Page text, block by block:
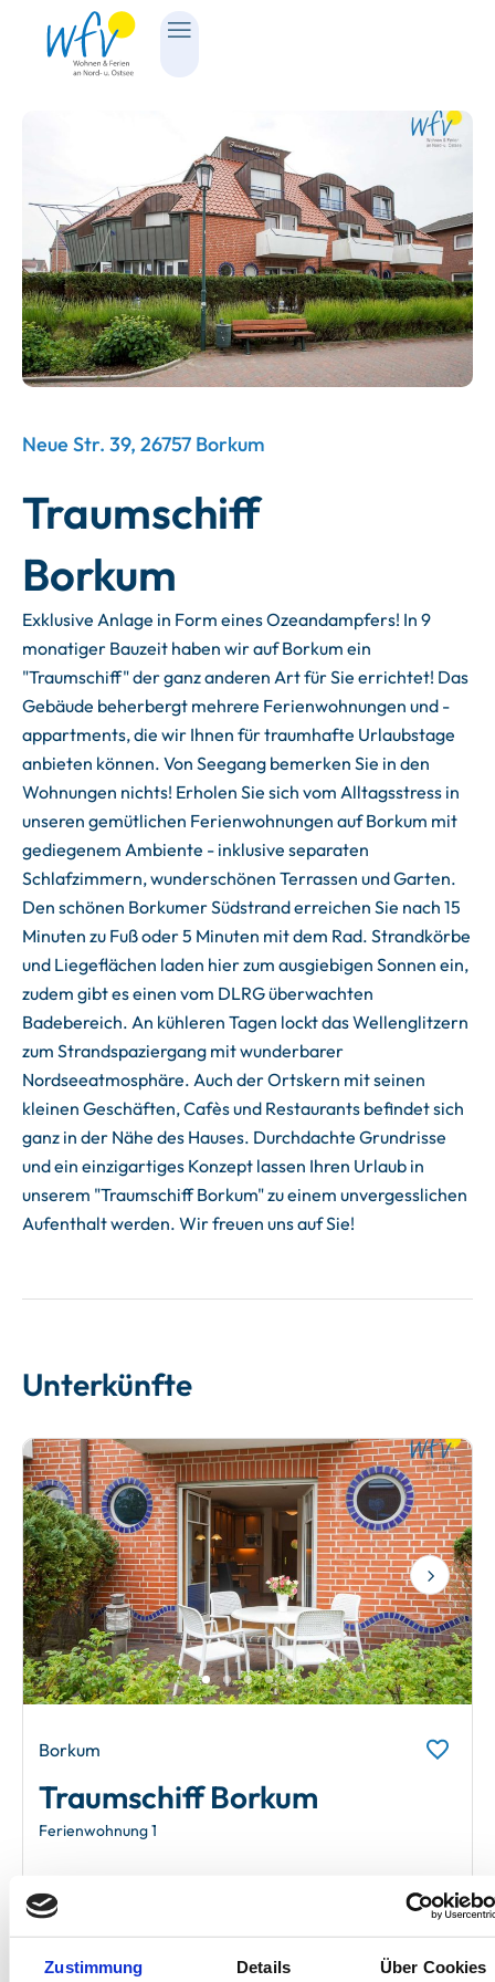
Zustimmung Details Über Cookies
Neue Str. 39, 26757 Borkum
Traumschiff
Borkum
Exklusive Anlage in Form eines Ozeandampfers! In 9
monatiger Bauzeit haben wir auf Borkum ein
"Traumschiff" der ganz anderen Art für Sie errichtet! Das
Gebäude beherbergt mehrere Ferienwohnungen und -
appartments, die wir Ihnen für traumhafte Urlaubstage
anbieten können. Von Seegang bemerken Sie in den
Wohnungen nichts! Erholen Sie sich vom Alltagsstress in
unseren gemütlichen Ferienwohnungen auf Borkum mit
gediegenem Ambiente - inklusive separaten
Schlafzimmern, wunderschönen Terrassen und Garten.
Den schönen Borkumer Südstrand erreichen Sie nach 15
Minuten zu Fuß oder 5 Minuten mit dem Rad. Strandkörbe
und Liegeflächen laden hier zum ausgiebigen Sonnen ein,
zudem gibt es einen vom DLRG überwachten
Badebereich. An kühleren Tagen lockt das Wellenglitzern
zum Strandspaziergang mit wunderbarer
Nordseeatmosphäre. Auch der Ortskern mit seinen
kleinen Geschäften, Cafès und Restaurants befindet sich
ganz in der Nähe des Hauses. Durchdachte Grundrisse
und ein einzigartiges Konzept lassen Ihren Urlaub in
unserem "Traumschiff Borkum" zu einem unvergesslichen
Aufenthalt werden. Wir freuen uns auf Sie!
Unterkünfte
Next
Borkum
Traumschiff Borkum
Ferienwohnung 1
50 m²
Waschmaschine